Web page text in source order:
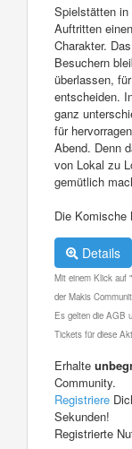
Spielstätten in
Auftritten
Charakter.
Besuchern
überlassen,
entscheiden.
ganz
für
Abend. Denn
von Lokal zu
gemütlich
Die Komische
Details
Mit einem Klick auf
der Makis
Es gelten die AGB
Tickets für diese
Erhalte
Community.
Registriere
Sekunden!
Registrierte